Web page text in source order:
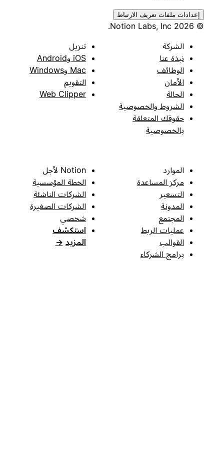
إعدادات ملفات تعريف الارتباط
الشركة
نبذة عنا
الوظائف
الأمان
الحالة
الشروط والخصوصية
حقوقك المتعلقة
بالخصوصية
تنزيل
iOS وAndroid
Mac وWindows
التقويم
Web Clipper
الموارد
مركز المساعدة
التسعير
المدونة
المجتمع
عمليات الربط
القوالب
برامج الشركاء
Notion لأجل
الخطة المؤسسية
الشركات الناشئة
الشركات الصغيرة
شخصي
استكشف
المزيد →